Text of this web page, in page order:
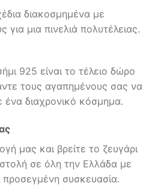
διακοσμημένα με
για μια πινελιά πολυτέλειας.
925 είναι το τέλειο δώρο
τους αγαπημένους σας να
ένα διαχρονικό κόσμημα.
μας και βρείτε το ζευγάρι
σε όλη την Ελλάδα με
συσκευασία.